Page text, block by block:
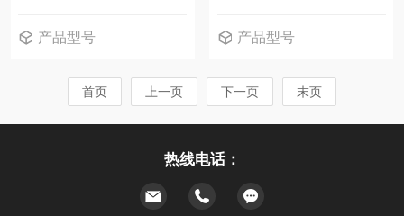
产品型号 产品型号
首页 上一页 下一页 末页
热线电话：